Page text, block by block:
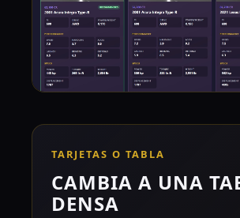
TARJETAS O TABLA
CAMBIA A UNA
DENSA